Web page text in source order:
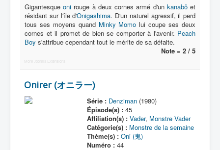
Série
Acteur
Équipe
Transformation
Équipement
Gigantesqueoni rouge à deux cornes armé d'un kanabôet
résidant sur l'île d'Onigashima. D'un naturel agressif, il perd
tous ses moyens quand Minky Momo lui coupe ses deux
cornes et il promet de bien se comporter à l'avenir. Peach
Boy s'attribue cependant tout le mérite de sa défaite.
Note = 2 / 5
More Joomla Extensions
Onirer (オニラー)
Série : Denziman(1980)
Épisode(s) :45
Affiliation(s) : Vader, Monstre Vader
Catégorie(s) : Monstre de la semaine
Thème(s) : Oni (鬼)
Numéro :44